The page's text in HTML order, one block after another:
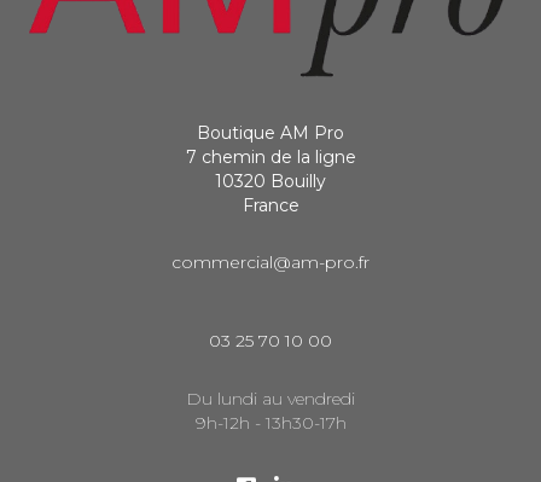
Boutique AM Pro
7 chemin de la ligne
10320 Bouilly
France
commercial@am-pro.fr
03 25 70 10 00
Du lundi au vendredi
9h-12h - 13h30-17h